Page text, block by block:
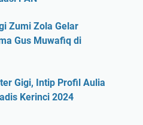
Zumi Zola Gelar
Gus Muwafiq di
Gigi, Intip Profil Aulia
Kerinci 2024